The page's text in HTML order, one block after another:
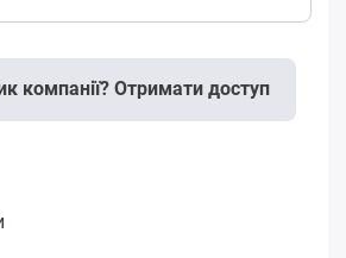
компанії? Отримати доступ